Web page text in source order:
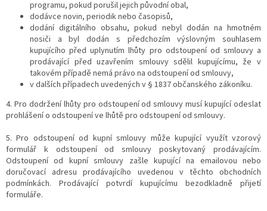
programu, pokud porušil jejich původní obal,
dodávce novin, periodik nebo časopisů,
dodání digitálního obsahu, pokud nebyl dodán na hmotném
nosiči a byl dodán s předchozím výslovným souhlasem
kupujícího před uplynutím lhůty pro odstoupení od smlouvy a
prodávající před uzavřením smlouvy sdělil kupujícímu, že v
takovém případě nemá právo na odstoupení od smlouvy,
v dalších případech uvedených v § 1837 občanského zákoníku.
4. Pro dodržení lhůty pro odstoupení od smlouvy musí kupující odeslat
prohlášení o odstoupení ve lhůtě pro odstoupení od smlouvy.
5. Pro odstoupení od kupní smlouvy může kupující využít vzorový
formulář k odstoupení od smlouvy poskytovaný prodávajícím.
Odstoupení od kupní smlouvy zašle kupující na emailovou nebo
doručovací adresu prodávajícího uvedenou v těchto obchodních
podmínkách. Prodávající potvrdí kupujícímu bezodkladně přijetí
formuláře.